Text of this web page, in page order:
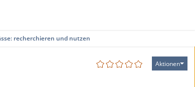
recherchieren und nutzen
Aktionen